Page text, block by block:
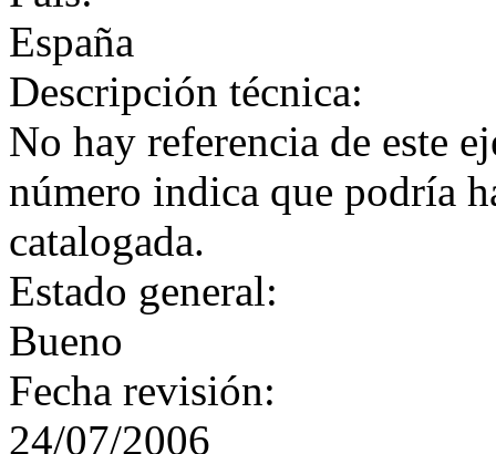
España
Descripción técnica:
No hay referencia de este
número indica que podría
catalogada.
Estado general:
Bueno
Fecha revisión:
24/07/2006